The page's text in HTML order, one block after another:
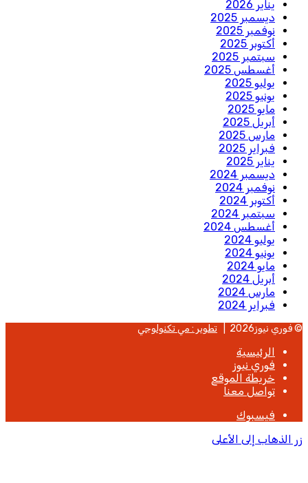
يناير 2026
ديسمبر 2025
نوفمبر 2025
أكتوبر 2025
سبتمبر 2025
أغسطس 2025
يوليو 2025
يونيو 2025
مايو 2025
أبريل 2025
مارس 2025
فبراير 2025
يناير 2025
ديسمبر 2024
نوفمبر 2024
أكتوبر 2024
سبتمبر 2024
أغسطس 2024
يوليو 2024
يونيو 2024
مايو 2024
أبريل 2024
مارس 2024
فبراير 2024
© فوري نيوز2026 | تطوير : مي تكنولوجي
الرئيسية
فوري نيوز
خريطة الموقع
تواصل معنا
فيسبوك
زر الذهاب إلى الأعلى